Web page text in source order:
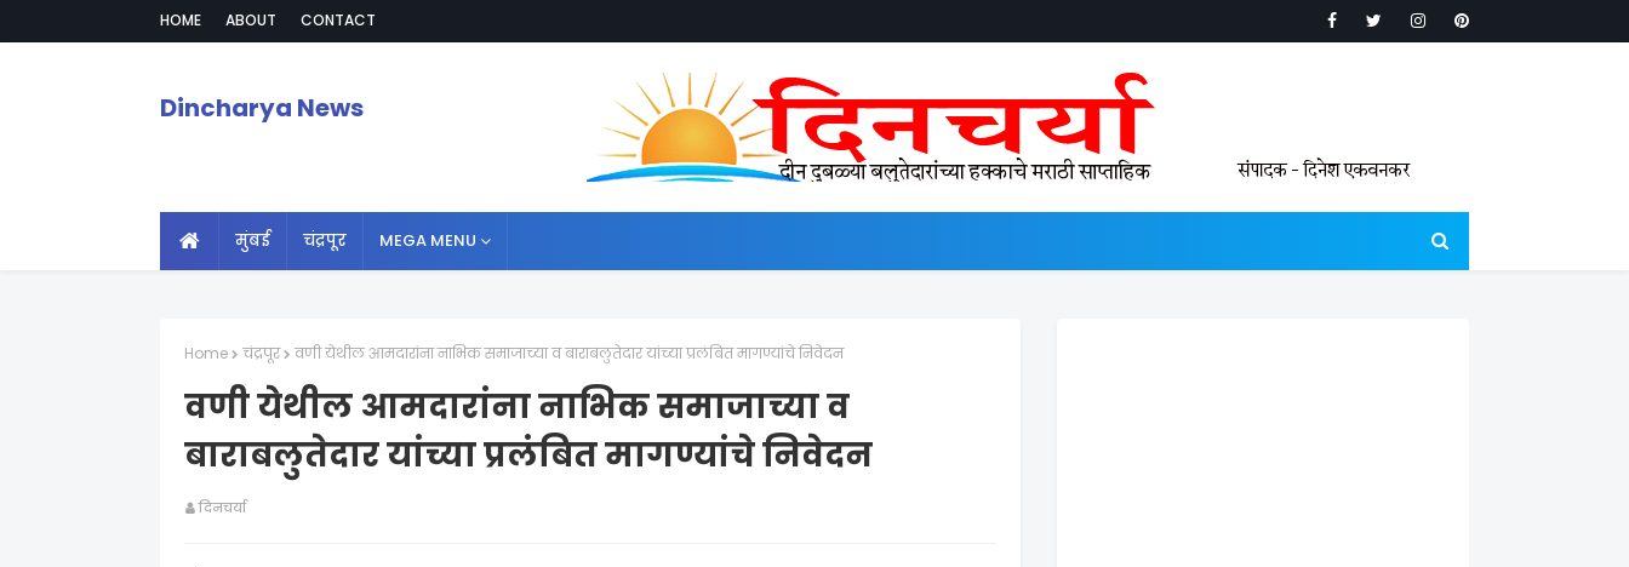
HOME ABOUT CONTACT
Dincharya News
मुंबई चंद्रपूर MEGA MENU
Home चंद्रपूर वणी येथील आमदारांना नाभिक समाजाच्या व बाराबलुतेदार यांच्या प्रलंबित मागण्यांचे निवेदन
वणी येथील आमदारांना नाभिक समाजाच्या व
बाराबलुतेदार यांच्या प्रलंबित मागण्यांचे निवेदन
दिनचर्या